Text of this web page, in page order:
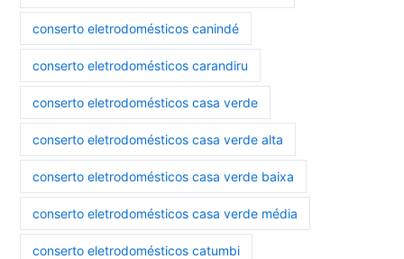
conserto eletrodomésticos canindé
conserto eletrodomésticos carandiru
conserto eletrodomésticos casa verde
conserto eletrodomésticos casa verde alta
conserto eletrodomésticos casa verde baixa
conserto eletrodomésticos casa verde média
conserto eletrodomésticos catumbi